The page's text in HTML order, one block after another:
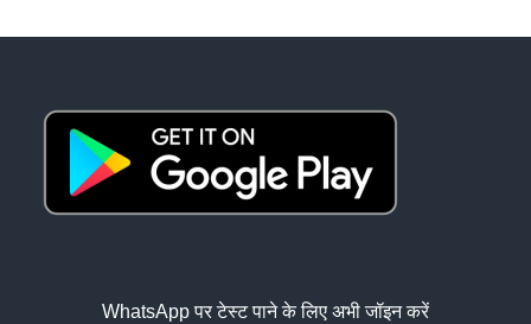
WhatsApp पर टेस्ट पाने के लिए अभी जॉइन करें